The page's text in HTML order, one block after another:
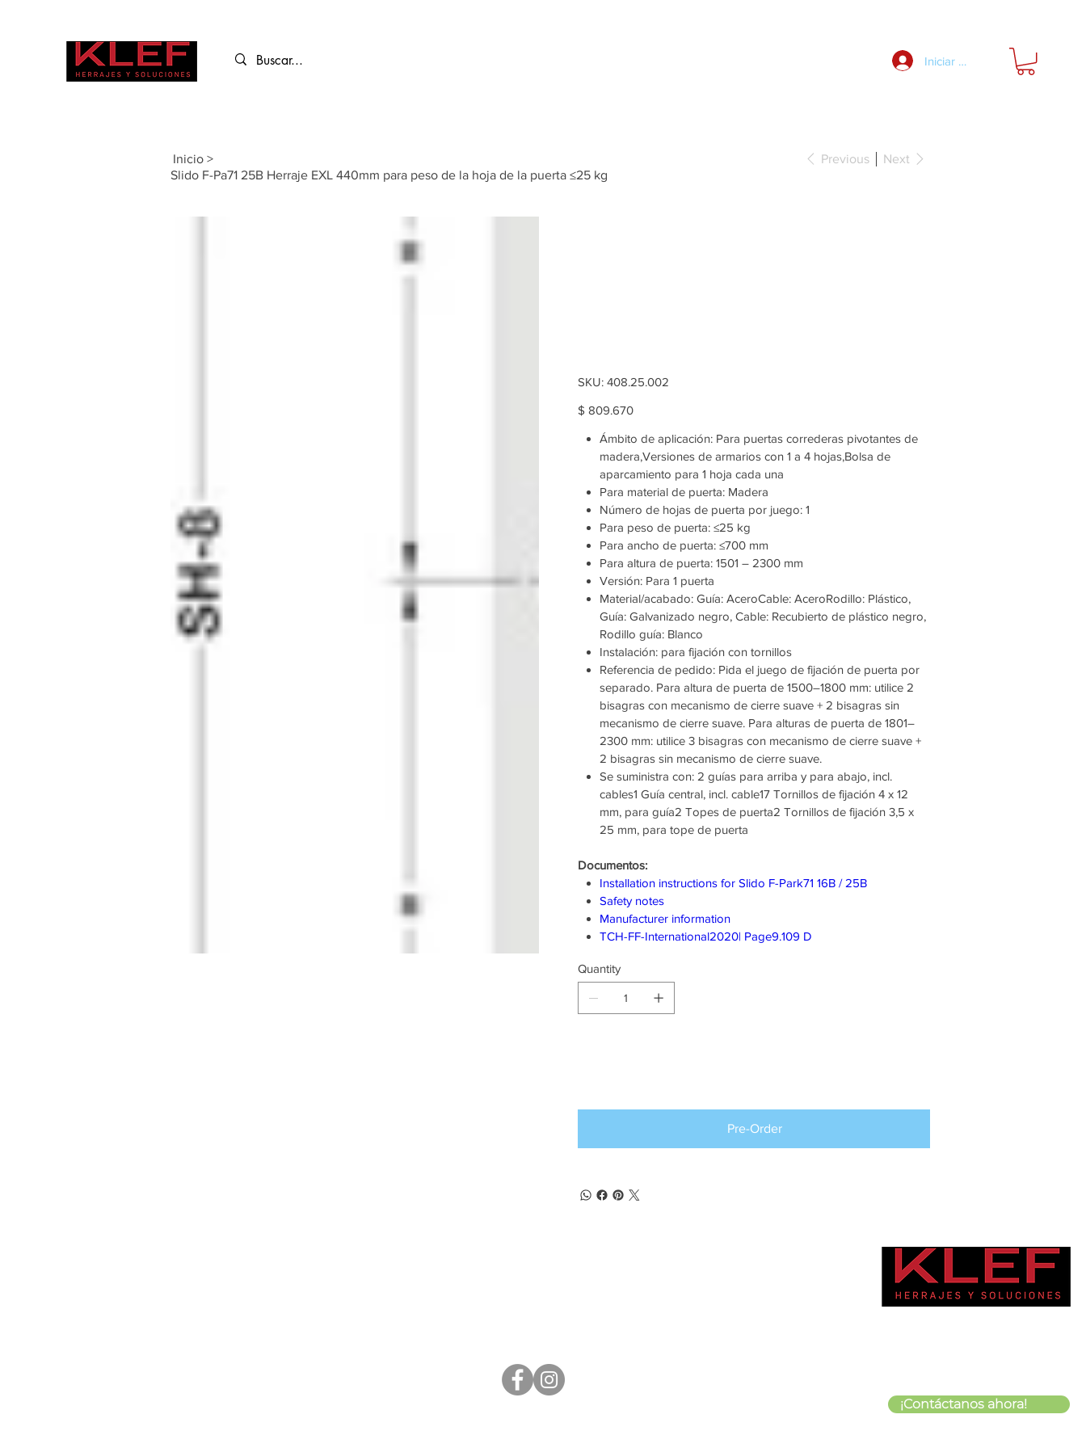
Iniciar Sesión
Inicio >
Slido F-Pa71 25B Herraje EXL 440mm para peso de la hoja de la puerta ≤25 kg
Previous Next
SKU: SKU
408.25.002
408.25.002
Price
$ 809.670
Ámbito de aplicación: Para puertas correderas pivotantes de
madera,Versiones de armarios con 1 a 4 hojas,Bolsa de
aparcamiento para 1 hoja cada una
Para material de puerta: Madera
Número de hojas de puerta por juego: 1
Para peso de puerta: ≤25 kg
Para ancho de puerta: ≤700 mm
Para altura de puerta: 1501 – 2300 mm
Versión: Para 1 puerta
Material/acabado: Guía: AceroCable: AceroRodillo: Plástico,
Guía: Galvanizado negro, Cable: Recubierto de plástico negro,
Rodillo guía: Blanco
Instalación: para fijación con tornillos
Referencia de pedido: Pida el juego de fijación de puerta por
separado. ​Para altura de puerta de 1500–1800 mm: utilice 2
bisagras con mecanismo de cierre suave + 2 bisagras sin
mecanismo de cierre suave. ​Para alturas de puerta de 1801–
2300 mm: utilice 3 bisagras con mecanismo de cierre suave +
2 bisagras sin mecanismo de cierre suave.
Se suministra con: 2 guías para arriba y para abajo, incl.
cables1 Guía central, incl. cable17 Tornillos de fijación 4 x 12
mm, para guía2 Topes de puerta2 Tornillos de fijación 3,5 x
25 mm, para tope de puerta
Documentos:
Installation instructions for Slido F-Park71 16B / 25B
Safety notes
Manufacturer information
TCH-FF-International2020| Page9.109 D
Quantity
Pre-Order
¡Contáctanos ahora!